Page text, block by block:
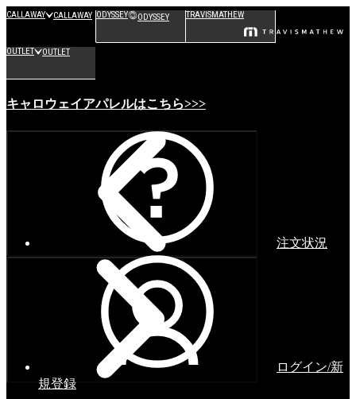
CALLAWAY CALLAWAY ODYSSEY ODYSSEY TRAVISMATHEW
OUTLET OUTLET
キャロウェイアパレルはこちら>>>
注文状況
ログイン/新
規登録